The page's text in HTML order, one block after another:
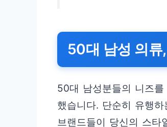
50대 남성 의류
50대 남성분들의 니즈
했습니다. 단순히 유행
브랜드들이 당신의 스타